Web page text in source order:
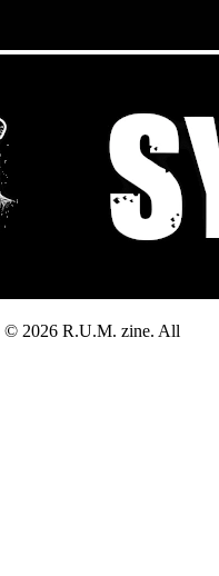
© 2026 R.U.M. zine. All